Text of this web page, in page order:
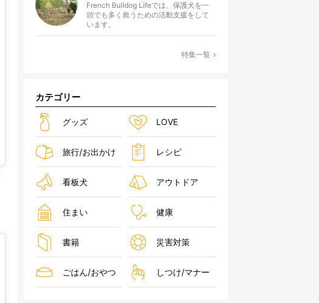
French Bulldog Lifeでは、保護犬を一
頭でも多く救うための活動支援をして
います。
特集一覧
カテゴリー
グッズ LOVE
旅行/お出かけ レシピ
看板犬 アウトドア
住まい 健康
書籍 災害対策
ごはん/おやつ しつけ/マナー